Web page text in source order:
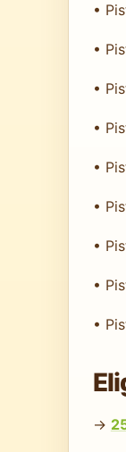
•
•
•
•
•
•
•
•
•
→